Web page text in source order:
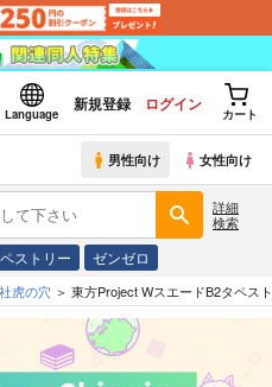
Language
新規登録 ログイン
カート
男性向け 女性向け
詳細
検索
ストリー ゼンゼロ
虎の穴 東方Project WスエードB2タペス